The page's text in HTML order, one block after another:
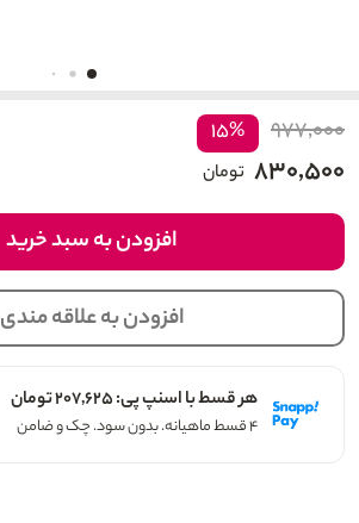
۹۷۷,۰۰۰ ۱۵%
۸۳۰,۵۰۰ تومان
افزودن به سبد خرید
افزودن به علاقه مندی
هر قسط با اسنپ پی: ۲۰۷,۶۲۵ تومان
۴ قسط ماهیانه. بدون سود. چک و ضامن